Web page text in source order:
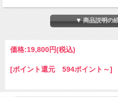
【製品機能】
・動画撮影
・静止画撮影
・動体検知録画
・繰り返し録画
【動画ファイル】1920×1080px、1280×720px
【フレームレート】～30FPS
▼ 商品説明の
価格:19,800円(税込)
[ポイント還元 594ポイント～]